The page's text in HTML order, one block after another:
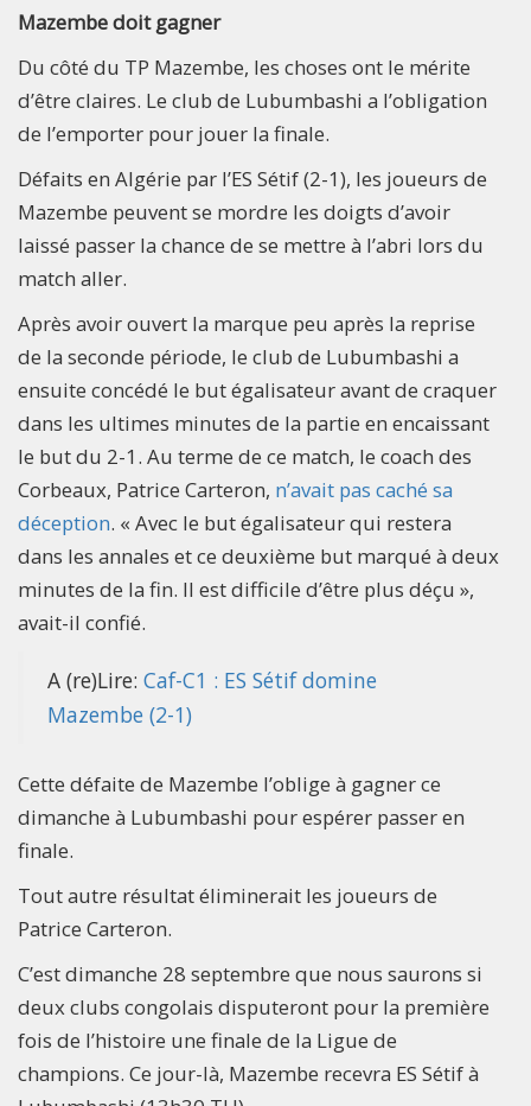
Mazembe doit gagner
Du côté du TP Mazembe, les choses ont le mérite
d’être claires. Le club de Lubumbashi a l’obligation
de l’emporter pour jouer la finale.
Défaits en Algérie par l’ES Sétif (2-1), les joueurs de
Mazembe peuvent se mordre les doigts d’avoir
laissé passer la chance de se mettre à l’abri lors du
match aller.
Après avoir ouvert la marque peu après la reprise
de la seconde période, le club de Lubumbashi a
ensuite concédé le but égalisateur avant de craquer
dans les ultimes minutes de la partie en encaissant
le but du 2-1. Au terme de ce match, le coach des
Corbeaux, Patrice Carteron, n’avait pas caché sa
déception. « Avec le but égalisateur qui restera
dans les annales et ce deuxième but marqué à deux
minutes de la fin. Il est difficile d’être plus déçu »,
avait-il confié.
A (re)Lire: Caf-C1 : ES Sétif domine
Mazembe (2-1)
Cette défaite de Mazembe l’oblige à gagner ce
dimanche à Lubumbashi pour espérer passer en
finale.
Tout autre résultat éliminerait les joueurs de
Patrice Carteron.
C’est dimanche 28 septembre que nous saurons si
deux clubs congolais disputeront pour la première
fois de l’histoire une finale de la Ligue de
champions. Ce jour-là, Mazembe recevra ES Sétif à